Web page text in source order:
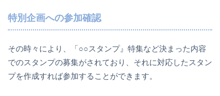
特別企画への参加確認
その時々により、「○○スタンプ』特集など決まった内容
でのスタンプの募集がされており、それに対応したスタン
プを作成すれば参加することができます。